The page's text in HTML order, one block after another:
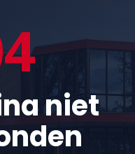
niet